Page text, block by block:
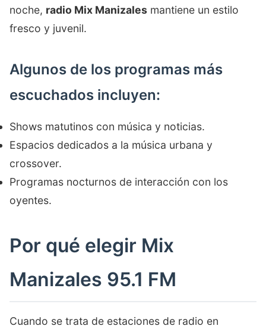
noche, radio Mix Manizales mantiene un estilo
fresco y juvenil.
Algunos de los programas más
escuchados incluyen:
Shows matutinos con música y noticias.
Espacios dedicados a la música urbana y
crossover.
Programas nocturnos de interacción con los
oyentes.
Por qué elegir Mix
Manizales 95.1 FM
Cuando se trata de estaciones de radio en